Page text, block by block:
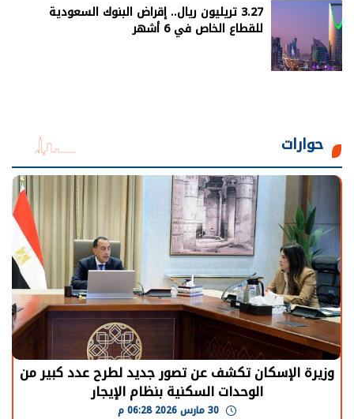
3.27 تريليون ريال.. إقراض البنوك السعودية
للقطاع الخاص في 6 أشهر
حوارات
وزيرة الإسكان تكشف عن تصور جديد لطرح عدد كبير من
الوحدات السكنية بنظام الإيجار